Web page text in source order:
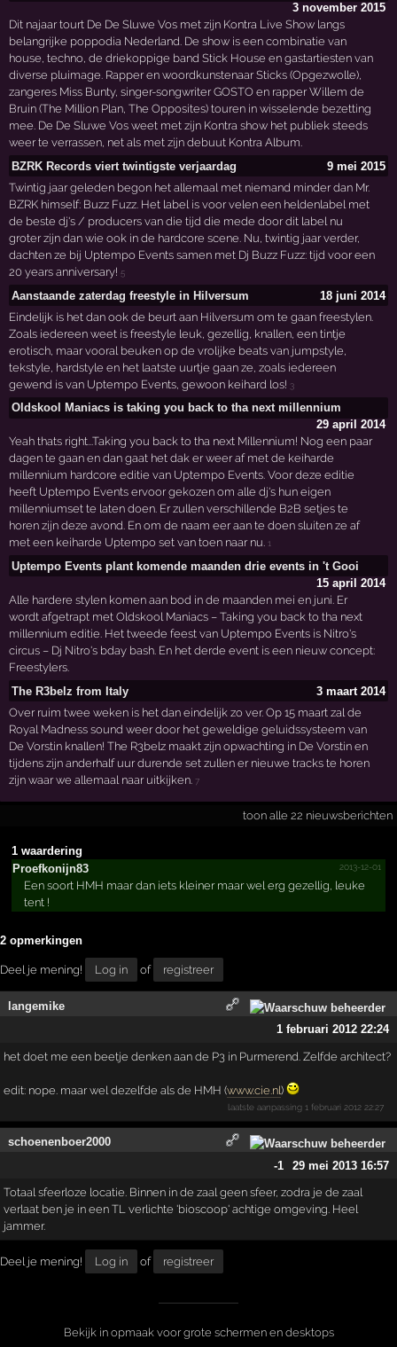
3 november 2015
Dit najaar tourt De De Sluwe Vos met zijn Kontra Live Show langs
belangrijke poppodia Nederland. De show is een combinatie van
house, techno, de driekoppige band Stick House en gastartiesten van
diverse pluimage. Rapper en woordkunstenaar Sticks (Opgezwolle),
zangeres Miss Bunty, singer-songwriter GOSTO en rapper Willem de
Bruin (The Million Plan, The Opposites) touren in wisselende bezetting
mee. De De Sluwe Vos weet met zijn Kontra show het publiek steeds
weer te verrassen, net als met zijn debuut Kontra Album.
BZRK Records viert twintigste verjaardag
9 mei 2015
Twintig jaar geleden begon het allemaal met niemand minder dan Mr.
BZRK himself: Buzz Fuzz. Het label is voor velen een heldenlabel met
de beste dj's / producers van die tijd die mede door dit label nu
groter zijn dan wie ook in de hardcore scene. Nu, twintig jaar verder,
dachten ze bij Uptempo Events samen met Dj Buzz Fuzz: tijd voor een
20 years anniversary!5
Aanstaande zaterdag freestyle in Hilversum
18 juni 2014
Eindelijk is het dan ook de beurt aan Hilversum om te gaan freestylen.
Zoals iedereen weet is freestyle leuk, gezellig, knallen, een tintje
erotisch, maar vooral beuken op de vrolijke beats van jumpstyle,
tekstyle, hardstyle en het laatste uurtje gaan ze, zoals iedereen
gewend is van Uptempo Events, gewoon keihard los! 3
Oldskool Maniacs is taking you back to tha next millennium
29 april 2014
Yeah thats right...Taking you back to tha next Millennium! Nog een paar
dagen te gaan en dan gaat het dak er weer af met de keiharde
millennium hardcore editie van Uptempo Events. Voor deze editie
heeft Uptempo Events ervoor gekozen om alle dj's hun eigen
millenniumset te laten doen. Er zullen verschillende B2B setjes te
horen zijn deze avond. En om de naam eer aan te doen sluiten ze af
met een keiharde Uptempo set van toen naar nu.1
Uptempo Events plant komende maanden drie events in 't Gooi
15 april 2014
Alle hardere stylen komen aan bod in de maanden mei en juni. Er
wordt afgetrapt met Oldskool Maniacs – Taking you back to tha next
millennium editie. Het tweede feest van Uptempo Events is Nitro's
circus – Dj Nitro's bday bash. En het derde event is een nieuw concept:
Freestylers.
The R3belz from Italy
3 maart 2014
Over ruim twee weken is het dan eindelijk zo ver. Op 15 maart zal de
Royal Madness sound weer door het geweldige geluidssysteem van
De Vorstin knallen! The R3belz maakt zijn opwachting in De Vorstin en
tijdens zijn anderhalf uur durende set zullen er nieuwe tracks te horen
zijn waar we allemaal naar uitkijken.7
toon alle 22 nieuwsberichten
1 waardering
Proefk­onijn8­3
2013-12-01
Een soort HMH maar dan iets kleiner maar wel erg gezellig, leuke
tent !
2 opmerkingen
Deel je mening! Log in of registreer
langemike
1 februari 2012 22:24
het doet me een beetje denken aan de P3 in Purmerend. Zelfde architect?
edit: nope. maar wel dezelfde als de HMH (www.cie.nl)
laatste aanpassing1 februari 2012 22:27
schoenenboer2000
-1
29 mei 2013 16:57
Totaal sfeerloze locatie. Binnen in de zaal geen sfeer, zodra je de zaal
verlaat ben je in een TL verlichte 'bioscoop' achtige omgeving. Heel
jammer.
Deel je mening! Log in of registreer
Bekijk in opmaak voor grote schermen en desktops